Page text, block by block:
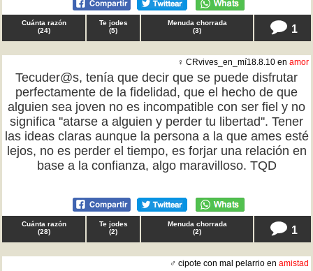
Cuánta razón
(24)
Te jodes
(5)
Menuda chorrada
(3) 1
♀ CRvives_en_mí18.8.10 en amor
Tecuder@s, tenía que decir que se puede disfrutar
perfectamente de la fidelidad, que el hecho de que
alguien sea joven no es incompatible con ser fiel y no
significa ''atarse a alguien y perder tu libertad''. Tener
las ideas claras aunque la persona a la que ames esté
lejos, no es perder el tiempo, es forjar una relación en
base a la confianza, algo maravilloso. TQD
Cuánta razón
(28)
Te jodes
(2)
Menuda chorrada
(2) 1
♂ cipote con mal pelarrio en amistad